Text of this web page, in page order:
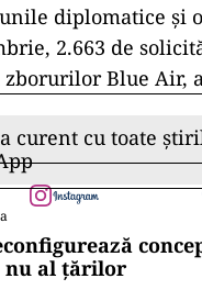
diplomatice şi
2.663 de
zborurilor Blue Air,
curent cu toate
nu al țărilor